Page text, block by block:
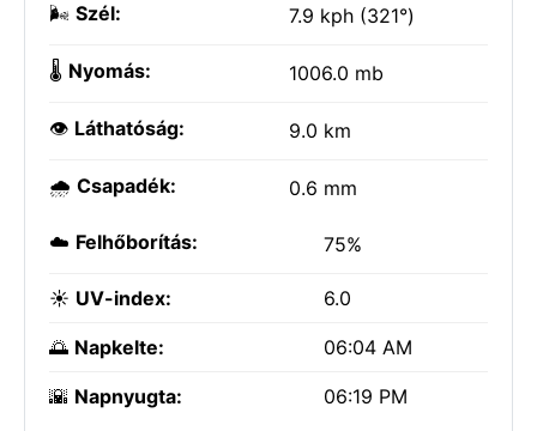
🌬️ Szél: 7.9 kph (321°)
🌡️ Nyomás: 1006.0 mb
👁️ Láthatóság: 9.0 km
🌧️ Csapadék: 0.6 mm
☁️ Felhőborítás: 75%
☀️ UV-index: 6.0
🌅 Napkelte: 06:04 AM
🌇 Napnyugta: 06:19 PM